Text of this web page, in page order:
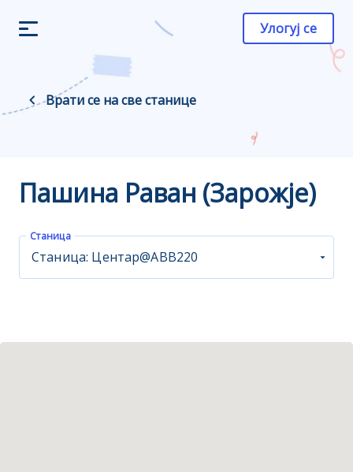
Улогуј се
Врати се на све станице
Пашина Раван (Зарожје)
Станица
Станица: Центар@ABB220